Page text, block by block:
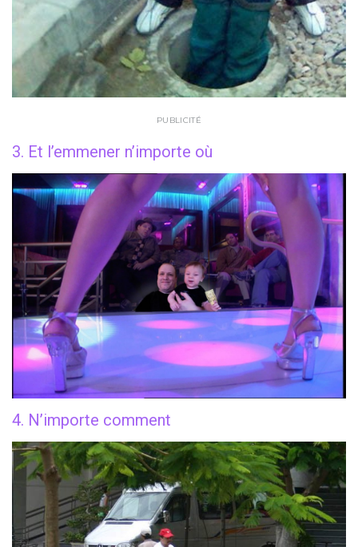
PUBLICITÉ
3. Et l’emmener n’importe où
4. N’importe comment